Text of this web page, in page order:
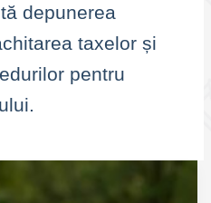
depunerea
taxelor și
pentru